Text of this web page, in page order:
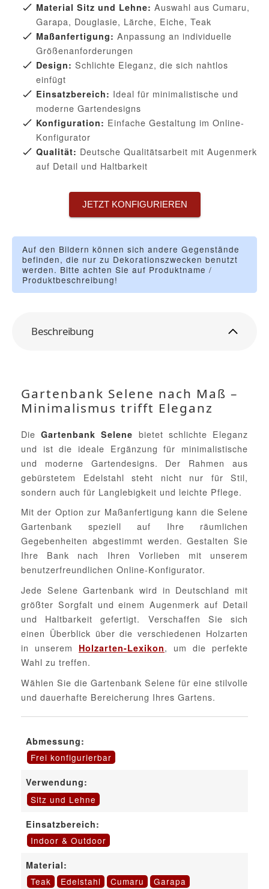
Material Sitz und Lehne: Auswahl aus Cumaru,
Garapa, Douglasie, Lärche, Eiche, Teak
Maßanfertigung: Anpassung an individuelle
Größenanforderungen
Design: Schlichte Eleganz, die sich nahtlos
einfügt
Einsatzbereich: Ideal für minimalistische und
moderne Gartendesigns
Konfiguration: Einfache Gestaltung im Online-
Konfigurator
Qualität: Deutsche Qualitätsarbeit mit Augenmerk
auf Detail und Haltbarkeit
JETZT KONFIGURIEREN
Auf den Bildern können sich andere Gegenstände
befinden, die nur zu Dekorationszwecken benutzt
werden. Bitte achten Sie auf Produktname /
Produktbeschreibung!
Beschreibung
Gartenbank Selene nach Maß –
Minimalismus trifft Eleganz
DieGartenbank Selene bietet schlichte Eleganz
und ist die ideale Ergänzung für minimalistische
und moderne Gartendesigns. Der Rahmen aus
gebürstetem Edelstahl steht nicht nur für Stil,
sondern auch für Langlebigkeit und leichte Pflege.
Mit der Option zur Maßanfertigung kann die Selene
Gartenbank speziell auf Ihre räumlichen
Gegebenheiten abgestimmt werden. Gestalten Sie
Ihre Bank nach Ihren Vorlieben mit unserem
benutzerfreundlichen Online-Konfigurator.
Jede Selene Gartenbank wird in Deutschland mit
größter Sorgfalt und einem Augenmerk auf Detail
und Haltbarkeit gefertigt. Verschaffen Sie sich
einen Überblick über die verschiedenen Holzarten
in unserem Holzarten-Lexikon, um die perfekte
Wahl zu treffen.
Wählen Sie die Gartenbank Selene für eine stilvolle
und dauerhafte Bereicherung Ihres Gartens.
Abmessung:
Frei konfigurierbar
Verwendung:
Sitz und Lehne
Einsatzbereich:
Indoor & Outdoor
Material:
Teak
Edelstahl Cumaru
Garapa